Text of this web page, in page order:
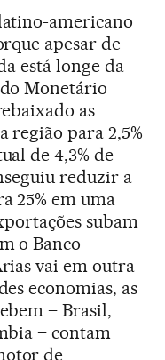
americano
apesar de
está longe da
Monetário
as
região para 2,5%
de 4,3% de
reduzir a
25% em uma
subam
o Banco
vai em outra
economias, as
– Brasil,
– contam
de